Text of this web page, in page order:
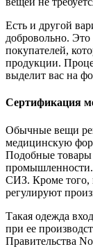
Есть и другой
добровольно.
покупателей,
продукции.
выделит вас на
Сертификация
Обычные вещи
медицинскую
Подобные товары
промышленности.
СИЗ. Кроме того,
регулируют
Такая одежда
при ее
Правительства